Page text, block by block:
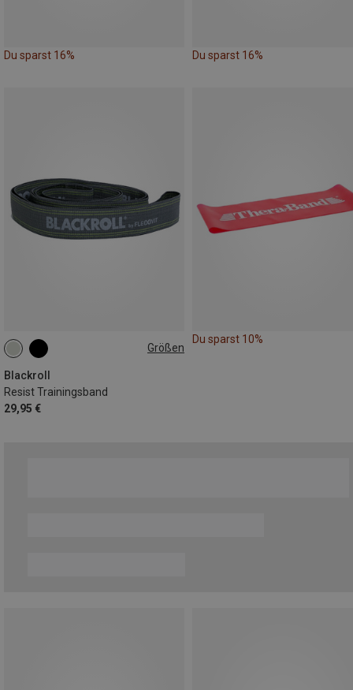
Du sparst 16% Du sparst 16%
Größen
Blackroll
Resist Trainingsband
29,95 €
ONE SIZE
Du sparst 10%